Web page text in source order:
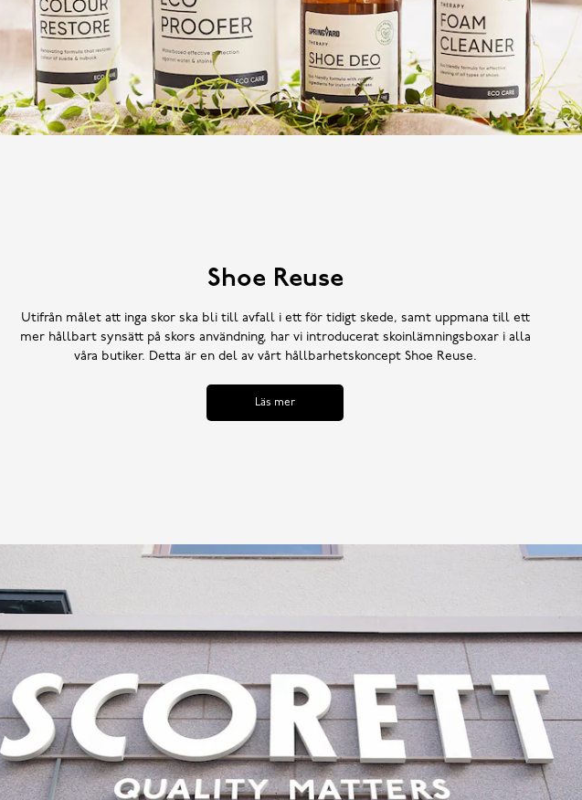
Shoe Reuse
Utifrån målet att inga skor ska bli till avfall i ett för tidigt skede, samt uppmana till ett
mer hållbart synsätt på skors användning, har vi introducerat skoinlämningsboxar i alla
våra butiker. Detta är en del av vårt hållbarhetskoncept Shoe Reuse.
Läs mer